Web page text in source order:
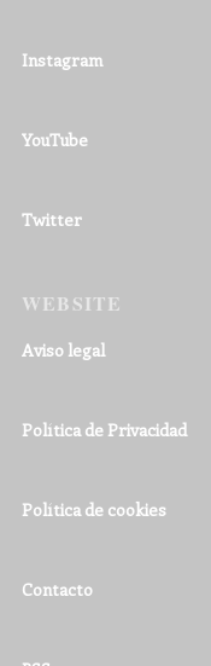
Instagram
YouTube
Twitter
WEBSITE
Aviso legal
Política de Privacidad
Política de cookies
Contacto